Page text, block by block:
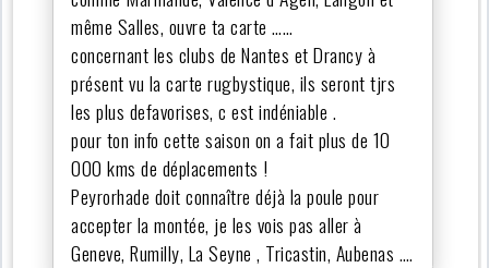
même Salles, ouvre ta carte ……
concernant les clubs de Nantes et Drancy à
présent vu la carte rugbystique, ils seront tjrs
les plus defavorises, c est indéniable .
pour ton info cette saison on a fait plus de 10
000 kms de déplacements !
Peyrorhade doit connaître déjà la poule pour
accepter la montée, je les vois pas aller à
Geneve, Rumilly, La Seyne , Tricastin, Aubenas ….